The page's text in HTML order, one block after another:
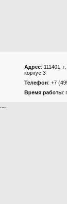
Адрес: 111401,
корпус 3
Телефон: +7
Время работы:
....